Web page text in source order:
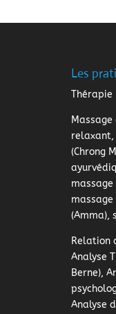
Les
Thérapie
relaxant,
(Chrong
massage
(Amma),
Relation
Analyse
Berne),
Analyse